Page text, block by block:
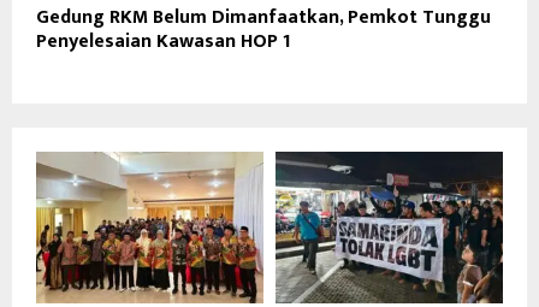
Gedung RKM Belum Dimanfaatkan, Pemkot Tunggu
Penyelesaian Kawasan HOP 1